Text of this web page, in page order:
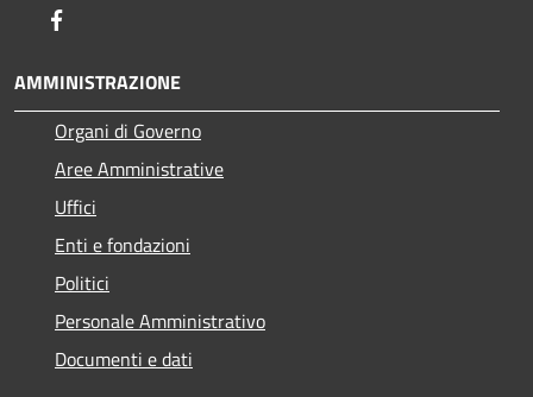
AMMINISTRAZIONE
Organi di Governo
Aree Amministrative
Uffici
Enti e fondazioni
Politici
Personale Amministrativo
Documenti e dati